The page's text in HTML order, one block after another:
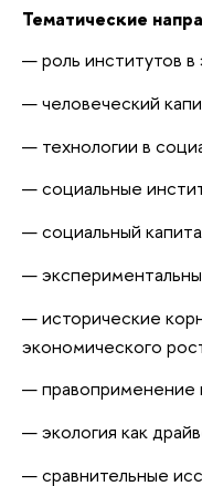
Тематические
роль институтов
человеческий
технологии в
социальные
социальный
исторические
экономического
правоприменение
экология как
сравнительные